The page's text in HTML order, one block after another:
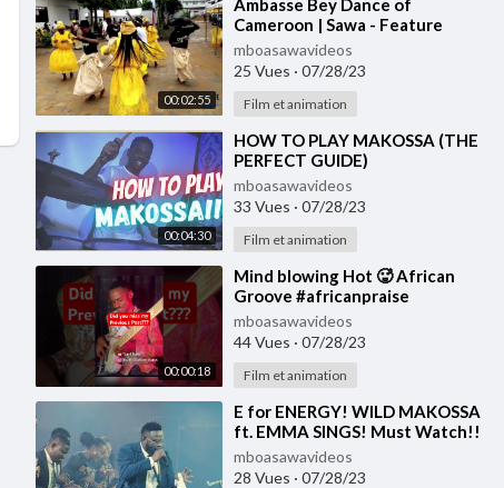
00:02:55
⁣Ambasse Bey Dance of
Cameroon | Sawa - Feature
mboasawavideos
25 Vues · 07/28/23
Film et animation
00:04:30
⁣HOW TO PLAY MAKOSSA (THE
PERFECT GUIDE)
mboasawavideos
33 Vues · 07/28/23
Film et animation
00:00:18
⁣Mind blowing Hot 🥵 African
Groove #africanpraise
#makossa #soukous
mboasawavideos
44 Vues · 07/28/23
Film et animation
⁣E for ENERGY! WILD MAKOSSA
ft. EMMA SINGS! Must Watch!!
Koko Bass / Band Cam
@PastorJerryEze
mboasawavideos
28 Vues · 07/28/23